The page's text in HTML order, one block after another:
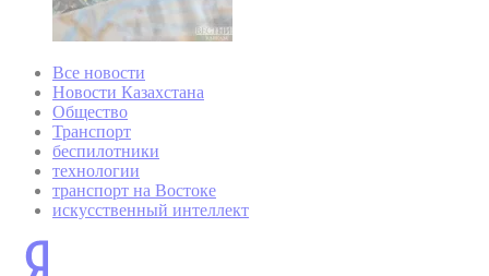
Все новости
Новости Казахстана
Общество
Транспорт
беспилотники
технологии
транспорт на Востоке
искусственный интеллект